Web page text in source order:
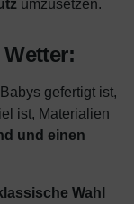
umzusetzen.
gefertigt ist,
ist, Materialien
und einen
Wahl